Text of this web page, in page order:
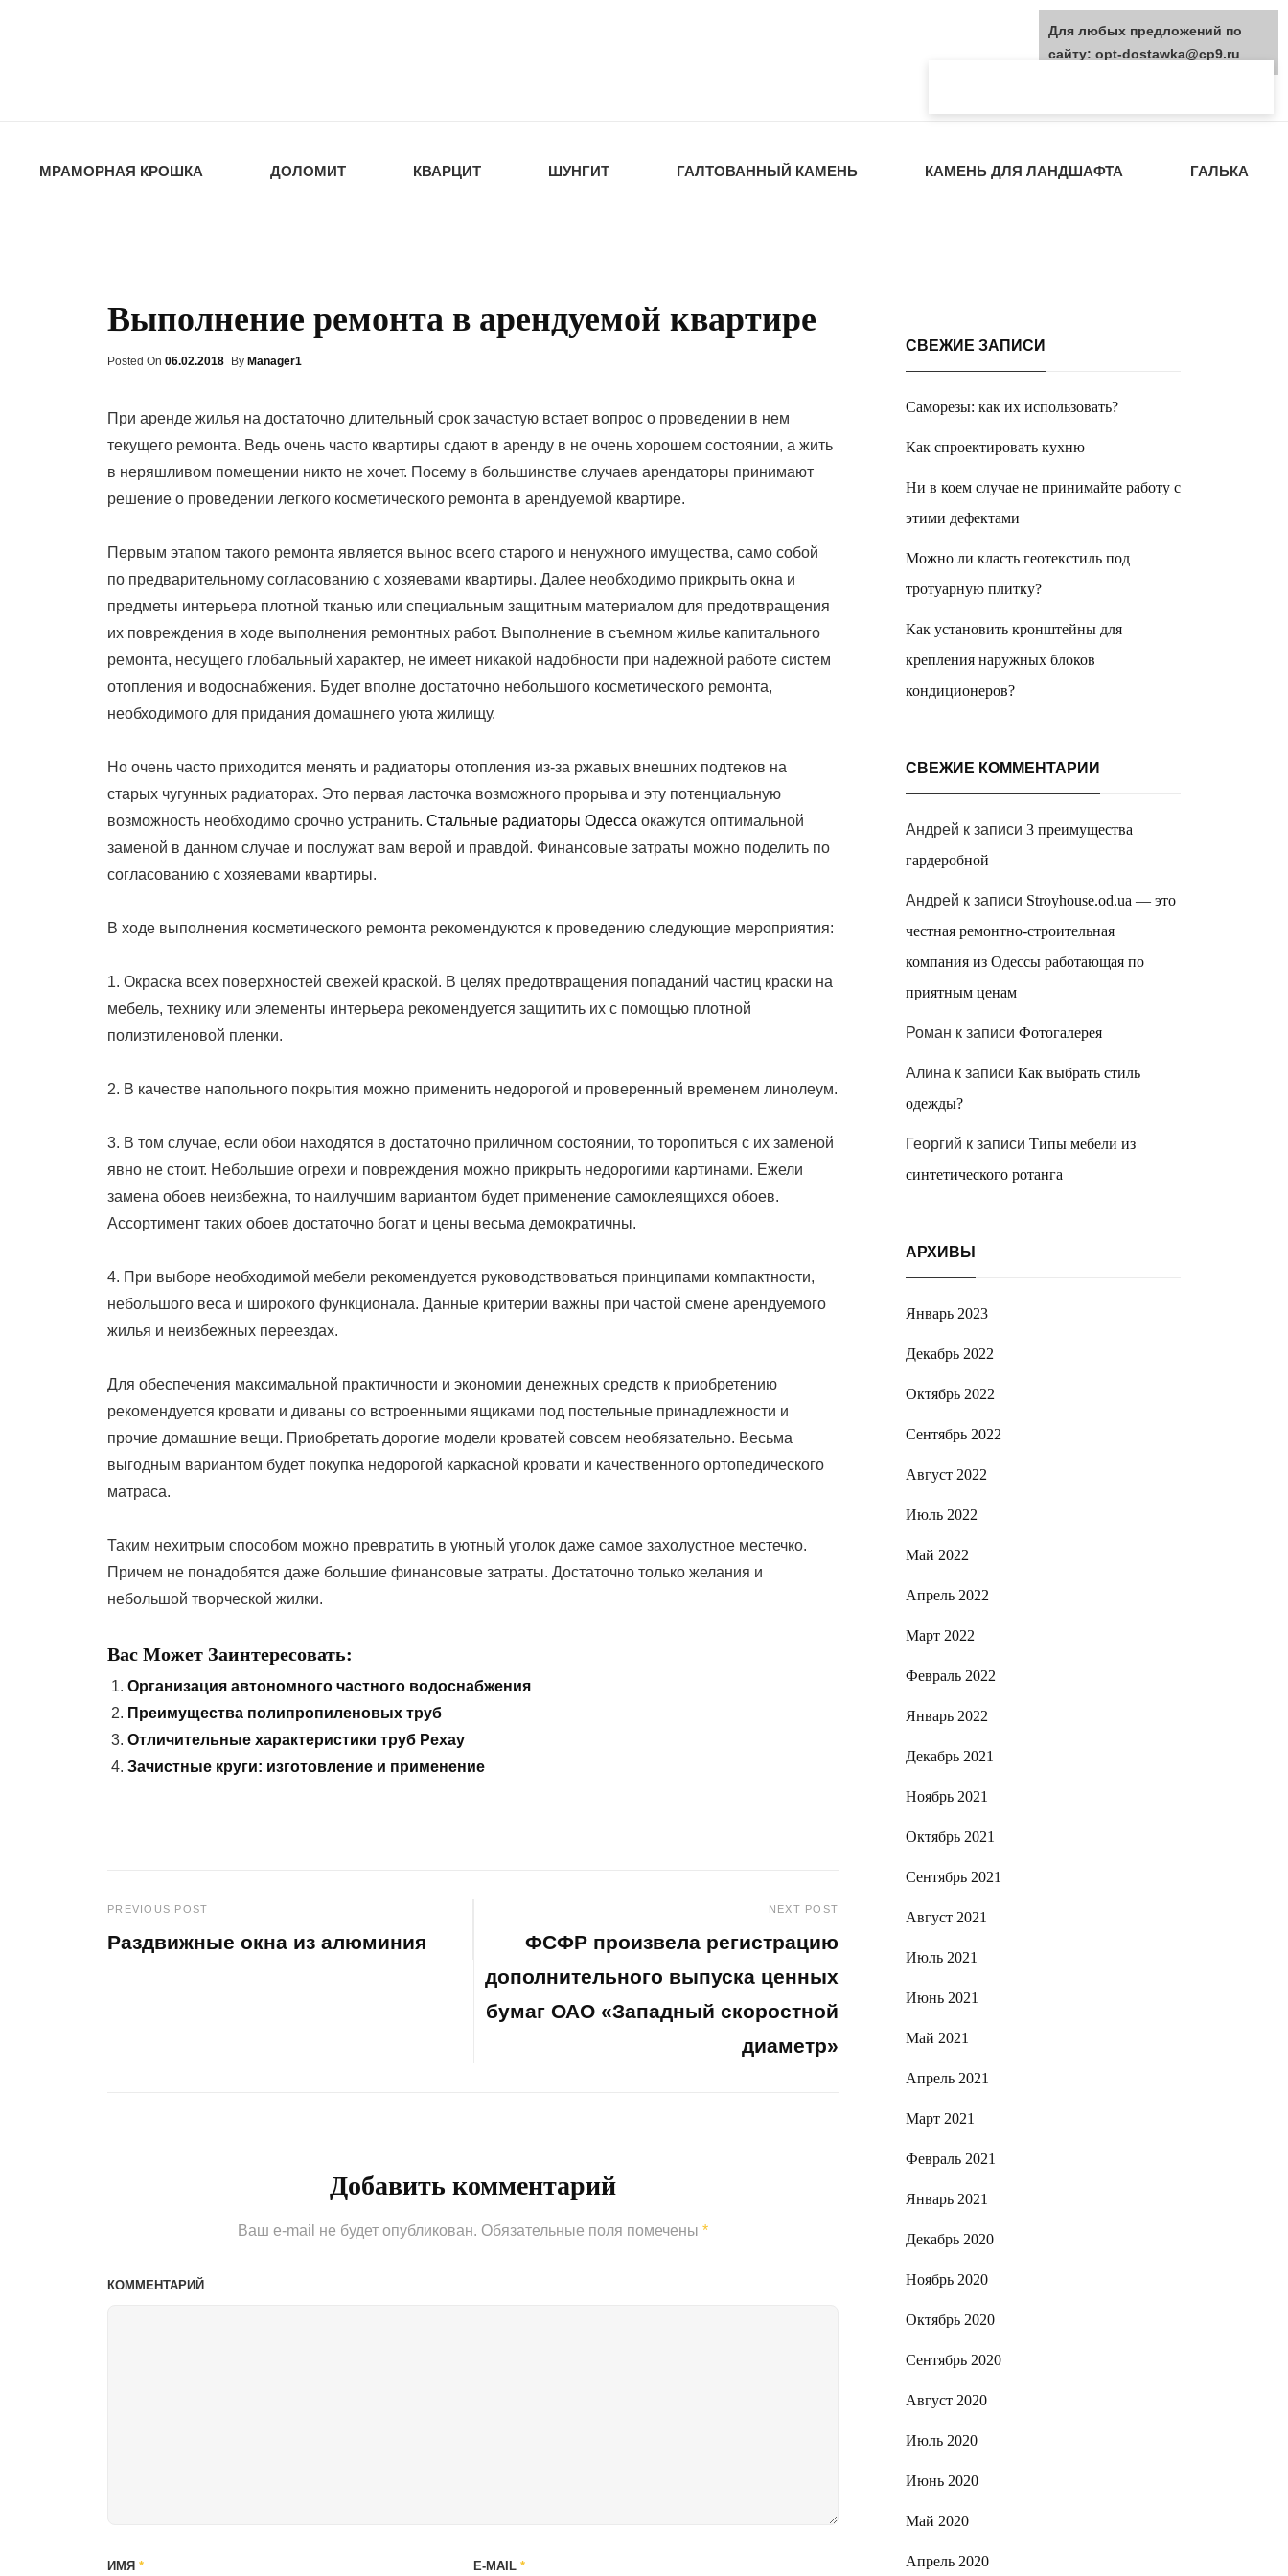
МРАМОРНАЯ КРОШКА ДОЛОМИТ КВАРЦИТ ШУНГИТ ГАЛТОВАННЫЙ КАМЕНЬ КАМЕНЬ ДЛЯ ЛАНДШАФТА ГАЛЬКА
Выполнение ремонта в арендуемой квартире
Posted On Posted
06.02.2018 By Manager1
При аренде жилья на достаточно длительный срок зачастую встает вопрос о проведении в нем
текущего ремонта. Ведь очень часто квартиры сдают в аренду в не очень хорошем состоянии, а жить
в неряшливом помещении никто не хочет. Посему в большинстве случаев арендаторы принимают
решение о проведении легкого косметического ремонта в арендуемой квартире.
Первым этапом такого ремонта является вынос всего старого и ненужного имущества, само собой
по предварительному согласованию с хозяевами квартиры. Далее необходимо прикрыть окна и
предметы интерьера плотной тканью или специальным защитным материалом для предотвращения
их повреждения в ходе выполнения ремонтных работ. Выполнение в съемном жилье капитального
ремонта, несущего глобальный характер, не имеет никакой надобности при надежной работе систем
отопления и водоснабжения. Будет вполне достаточно небольшого косметического ремонта,
необходимого для придания домашнего уюта жилищу.
Но очень часто приходится менять и радиаторы отопления из-за ржавых внешних подтеков на
старых чугунных радиаторах. Это первая ласточка возможного прорыва и эту потенциальную
возможность необходимо срочно устранить. Стальные радиаторы Одесса окажутся оптимальной
заменой в данном случае и послужат вам верой и правдой. Финансовые затраты можно поделить по
согласованию с хозяевами квартиры.
В ходе выполнения косметического ремонта рекомендуются к проведению следующие мероприятия:
1. Окраска всех поверхностей свежей краской. В целях предотвращения попаданий частиц краски на
мебель, технику или элементы интерьера рекомендуется защитить их с помощью плотной
полиэтиленовой пленки.
2. В качестве напольного покрытия можно применить недорогой и проверенный временем линолеум.
3. В том случае, если обои находятся в достаточно приличном состоянии, то торопиться с их заменой
явно не стоит. Небольшие огрехи и повреждения можно прикрыть недорогими картинами. Ежели
замена обоев неизбежна, то наилучшим вариантом будет применение самоклеящихся обоев.
Ассортимент таких обоев достаточно богат и цены весьма демократичны.
4. При выборе необходимой мебели рекомендуется руководствоваться принципами компактности,
небольшого веса и широкого функционала. Данные критерии важны при частой смене арендуемого
жилья и неизбежных переездах.
Для обеспечения максимальной практичности и экономии денежных средств к приобретению
рекомендуется кровати и диваны со встроенными ящиками под постельные принадлежности и
прочие домашние вещи. Приобретать дорогие модели кроватей совсем необязательно. Весьма
выгодным вариантом будет покупка недорогой каркасной кровати и качественного ортопедического
матраса.
Таким нехитрым способом можно превратить в уютный уголок даже самое захолустное местечко.
Причем не понадобятся даже большие финансовые затраты. Достаточно только желания и
небольшой творческой жилки.
Вас Может Заинтересовать:
Организация автономного частного водоснабжения
Преимущества полипропиленовых труб
Отличительные характеристики труб Рехау
Зачистные круги: изготовление и применение
Навигация
PREVIOUS POST
Раздвижные окна из алюминия
NEXT POST
ФСФР произвела регистрацию
дополнительного выпуска ценных
бумаг ОАО «Западный скоростной
диаметр»
Добавить комментарий
Ваш e-mail не будет опубликован. Обязательные поля помечены *
КОММЕНТАРИЙ
ИМЯ * E-MAIL *
СВЕЖИЕ ЗАПИСИ
Саморезы: как их использовать?
Как спроектировать кухню
Ни в коем случае не принимайте работу с
этими дефектами
Можно ли класть геотекстиль под
тротуарную плитку?
Как установить кронштейны для
крепления наружных блоков
кондиционеров?
СВЕЖИЕ КОММЕНТАРИИ
Андрей к записи 3 преимущества
гардеробной
Андрей к записи Stroyhouse.od.ua — это
честная ремонтно-строительная
компания из Одессы работающая по
приятным ценам
Роман к записи Фотогалерея
Алина к записи Как выбрать стиль
одежды?
Георгий к записи Типы мебели из
синтетического ротанга
АРХИВЫ
Январь 2023
Декабрь 2022
Октябрь 2022
Сентябрь 2022
Август 2022
Июль 2022
Май 2022
Апрель 2022
Март 2022
Февраль 2022
Январь 2022
Декабрь 2021
Ноябрь 2021
Октябрь 2021
Сентябрь 2021
Август 2021
Июль 2021
Июнь 2021
Май 2021
Апрель 2021
Март 2021
Февраль 2021
Январь 2021
Декабрь 2020
Ноябрь 2020
Октябрь 2020
Сентябрь 2020
Август 2020
Июль 2020
Июнь 2020
Май 2020
Апрель 2020
Для любых предложений по
сайту: opt-dostawka@cp9.ru